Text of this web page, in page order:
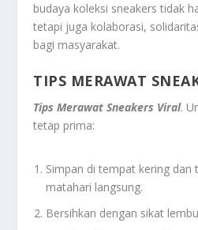
budaya koleksi sneakers tidak
tetapi juga kolaborasi,
bagi masyarakat.
TIPS MERAWAT
Tips Merawat Sneakers Viral.
tetap prima:
Simpan di tempat kering dan
matahari langsung.
Bersihkan dengan sikat